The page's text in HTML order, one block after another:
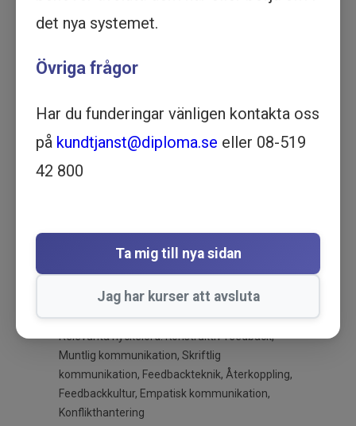
MINUTER
Beskrivning
emot feedback och kommunicera effektivt
kommunikation och om att ge och ta emot
den längre utbildningen Karriärresan del 1 -
del-1-kartlaggning-med-karriarfokus
Relevanta nyckelord: Konstruktiv feedback,
Muntlig kommunikation, Skriftlig
kommunikation, Feedbackteknik, Återkoppling,
Feedbackkultur, Empatisk kommunikation,
Konflikthantering
det nya systemet.
Övriga frågor
Har du funderingar vänligen kontakta oss
på kundtjanst@diploma.se eller 08-519
42 800
Ta mig till nya sidan
Jag har kurser att avsluta